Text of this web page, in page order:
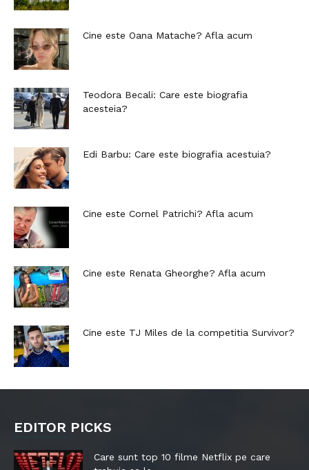
Cine este Oana Matache? Afla acum
Teodora Becali: Care este biografia
acesteia?
Edi Barbu: Care este biografia acestuia?
Cine este Cornel Patrichi? Afla acum
Cine este Renata Gheorghe? Afla acum
Cine este TJ Miles de la competitia Survivor?
EDITOR PICKS
Care sunt top 10 filme Netflix pe care